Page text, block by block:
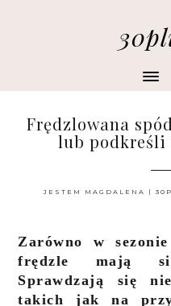
Frędzlowana
lub podkreśli
JESTEM MAGDALENA |
Zarówno w
frędzle mają
Sprawdzają się
takich jak na